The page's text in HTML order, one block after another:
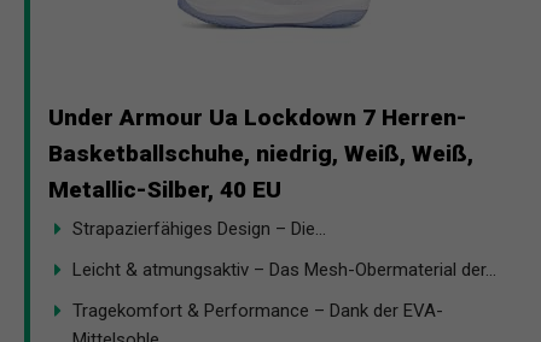
Under Armour Ua Lockdown 7 Herren-
Basketballschuhe, niedrig, Weiß, Weiß,
Metallic-Silber, 40 EU
Strapazierfähiges Design – Die...
Leicht & atmungsaktiv – Das Mesh-Obermaterial der...
Tragekomfort & Performance – Dank der EVA-